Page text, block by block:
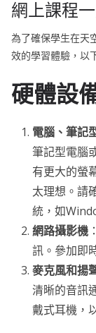
網上課程
為了確保學生在天
效的學習體驗，以
硬體設
電腦、筆記
筆記型電腦
有更大的螢
太理想。請
統，如
網路攝影機
訊。參加即
麥克風和揚
清晰的音訊
戴式耳機，